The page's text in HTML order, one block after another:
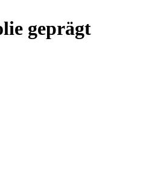
geprägt